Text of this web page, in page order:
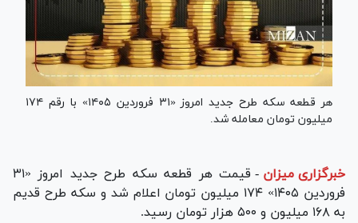
هر قطعه سکه طرح جدید امروز «۳۱ فروردین ۱۴۰۵» با رقم ۱۷۴
میلیون تومان معامله شد.
خبرگزاری میزان - قیمت هر قطعه سکه طرح جدید امروز «۳۱
فروردین ۱۴۰۵»
۱۷۴ میلیون تومان اعلام شد و سکه طرح قدیم
به ۱۶۸ میلیون و ۵۰۰ هزار تومان رسید.